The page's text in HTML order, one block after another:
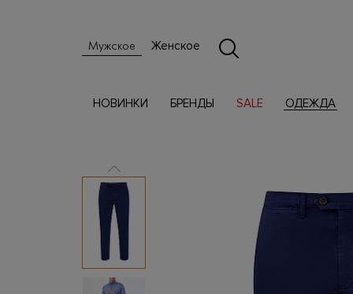
Мужское Женское
НОВИНКИ БРЕНДЫ SALE ОДЕЖДА